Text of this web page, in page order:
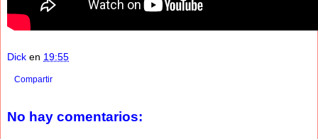
Dick en 19:55
Compartir
No hay comentarios: